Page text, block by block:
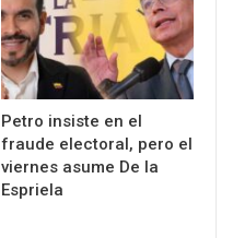
Petro insiste en el
fraude electoral, pero el
viernes asume De la
Espriela